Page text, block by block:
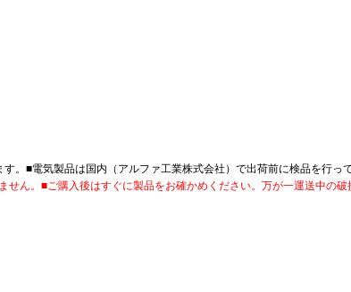
。■電気製品は国内（アルファ工業株式会社）で出荷前に検品を行
ん。■ご購入後はすぐに製品をお確かめください。万が一運送中の